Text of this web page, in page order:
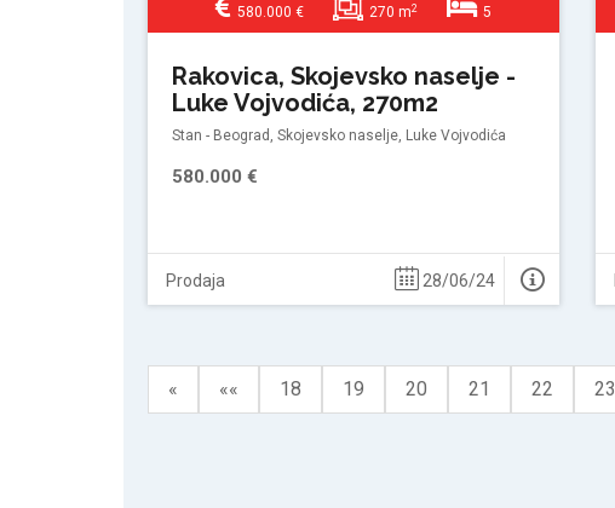
580.000 € 270 m2 5
Rakovica, Skojevsko naselje -
Luke Vojvodića, 270m2
Stan - Beograd, Skojevsko naselje, Luke Vojvodića
580.000 €
Prodaja 28/06/24
« «« 18 19 20 21 22 23